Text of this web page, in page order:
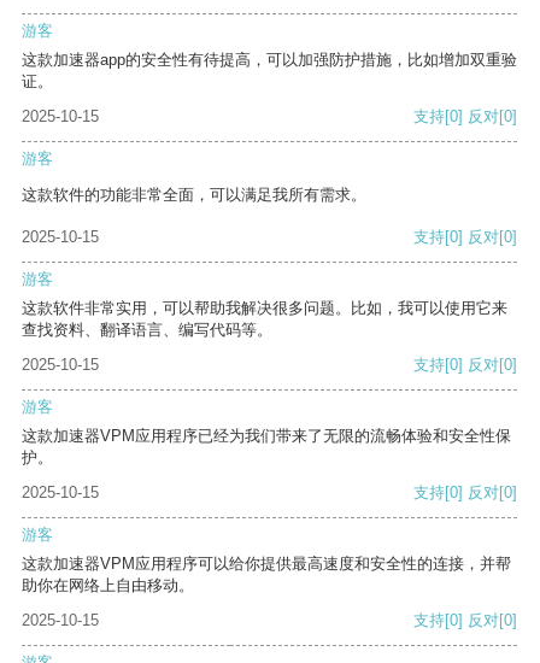
游客
这款加速器app的安全性有待提高，可以加强防护措施，比如增加双重验
证。
2025-10-15
支持[0] 反对[0]
游客
这款软件的功能非常全面，可以满足我所有需求。
2025-10-15 支持[0] 反对[0]
游客
这款软件非常实用，可以帮助我解决很多问题。比如，我可以使用它来
查找资料、翻译语言、编写代码等。
2025-10-15
支持[0] 反对[0]
游客
这款加速器VPM应用程序已经为我们带来了无限的流畅体验和安全性保
护。
2025-10-15
支持[0] 反对[0]
游客
这款加速器VPM应用程序可以给你提供最高速度和安全性的连接，并帮
助你在网络上自由移动。
2025-10-15
支持[0] 反对[0]